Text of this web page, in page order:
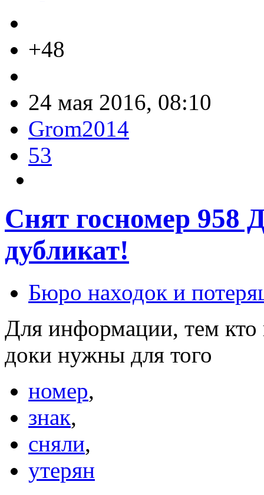
+48
24 мая 2016, 08:10
Grom2014
53
Снят госномер 958
дубликат!
Бюро находок и
Для информации, тем кто
доки нужны для того
номер,
знак,
сняли,
утерян